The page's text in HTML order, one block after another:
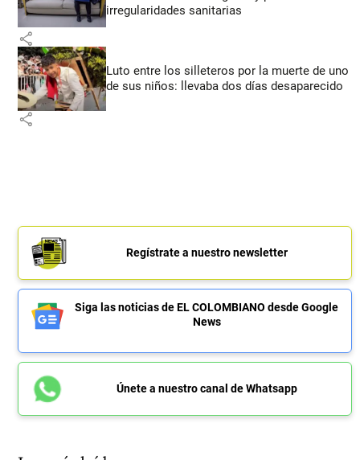
irregularidades sanitarias
share
Luto entre los silleteros por la muerte de uno
de sus niños: llevaba dos días desaparecido
share
Regístrate a nuestro newsletter
Siga las noticias de EL COLOMBIANO desde Google
News
Únete a nuestro canal de Whatsapp